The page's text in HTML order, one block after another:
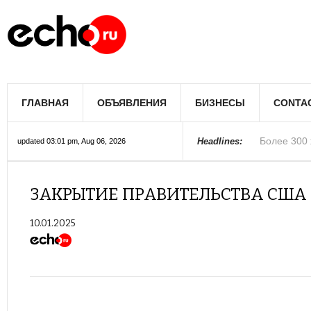
ГЛАВНАЯ ОБЪЯВЛЕНИЯ БИЗНЕСЫ
updated 03:01 pm, Aug 06, 2026 Headlines:
Мэрию
Более 300
В округе
Фермеры
В Лас-
Раскрыты
Ариана
Стало
В Госдуме
ЗАКРЫТИЕ ПРАВИТЕЛЬСТВА
10.01.2025